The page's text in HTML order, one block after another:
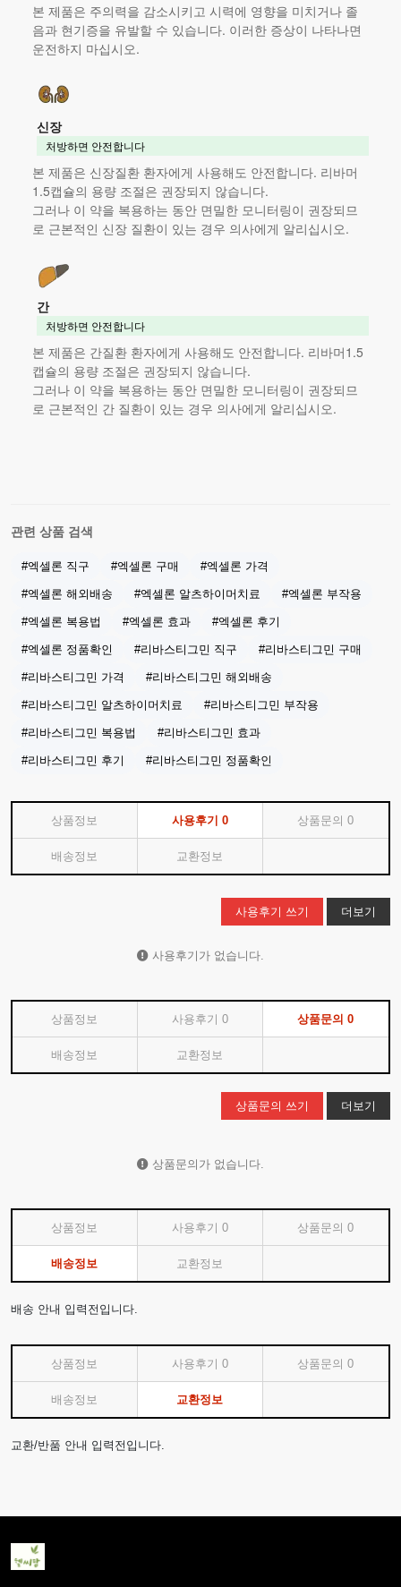
본 제품은 주의력을 감소시키고 시력에 영향을 미치거나 졸
음과 현기증을 유발할 수 있습니다. 이러한 증상이 나타나면
운전하지 마십시오.
신장
처방하면 안전합니다
본 제품은 신장질환 환자에게 사용해도 안전합니다. 리바머
1.5캡슐의 용량 조절은 권장되지 않습니다.
그러나 이 약을 복용하는 동안 면밀한 모니터링이 권장되므
로 근본적인 신장 질환이 있는 경우 의사에게 알리십시오.
간
처방하면 안전합니다
본 제품은 간질환 환자에게 사용해도 안전합니다. 리바머1.5
캡슐의 용량 조절은 권장되지 않습니다.
그러나 이 약을 복용하는 동안 면밀한 모니터링이 권장되므
로 근본적인 간 질환이 있는 경우 의사에게 알리십시오.
관련 상품 검색
#엑셀론 직구 #엑셀론 구매 #엑셀론 가격
#엑셀론 해외배송 #엑셀론 알츠하이머치료 #엑셀론 부작용
#엑셀론 복용법 #엑셀론 효과 #엑셀론 후기
#엑셀론 정품확인 #리바스티그민 직구 #리바스티그민 구매
#리바스티그민 가격 #리바스티그민 해외배송
#리바스티그민 알츠하이머치료 #리바스티그민 부작용
#리바스티그민 복용법 #리바스티그민 효과
#리바스티그민 후기 #리바스티그민 정품확인
상품정보 사용후기 0 상품문의0
배송정보 교환정보
사용후기 쓰기 더보기
사용후기가 없습니다.
상품정보 사용후기 0 상품문의0
배송정보 교환정보
상품문의 쓰기 더보기
상품문의가 없습니다.
상품정보 사용후기 0 상품문의0
배송정보 교환정보
배송 안내 입력전입니다.
상품정보 사용후기 0 상품문의0
배송정보 교환정보
교환/반품 안내 입력전입니다.